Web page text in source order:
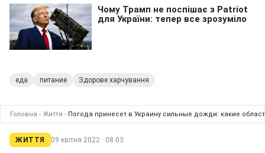
еда питание Здорове харчування
Головна › Життя › Погода принесет в Украину сильные дожди: какие
ЖИТТЯ 09 квітня 2022 · 08:03